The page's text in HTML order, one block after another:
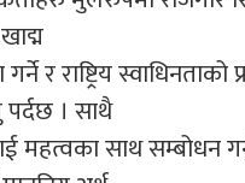
र राष्ट्रिय स्वाधिनताको
पर्दछ । साथै
महत्वका साथ सम्बोधन